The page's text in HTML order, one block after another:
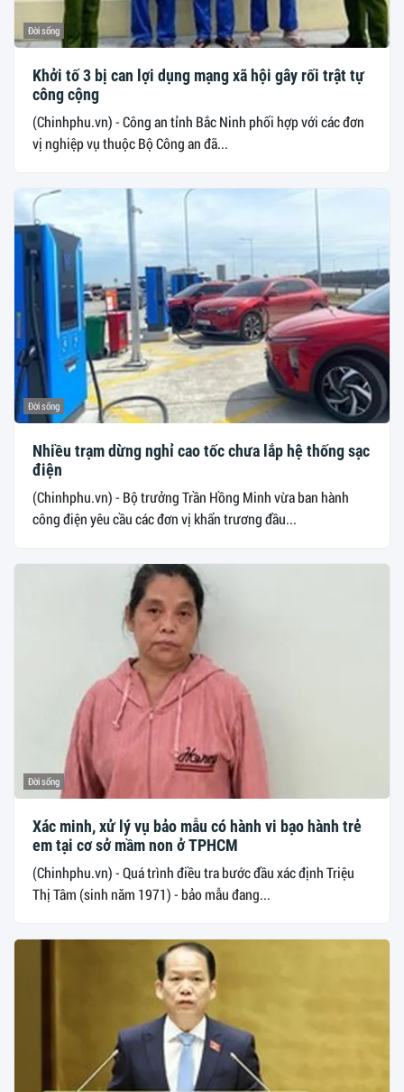
Đời sống
Khởi tố 3 bị can lợi dụng mạng xã hội gây rối trật tự
công cộng
(Chinhphu.vn) - Công an tỉnh Bắc Ninh phối hợp với các đơn
vị nghiệp vụ thuộc Bộ Công an đã...
Đời sống
Nhiều trạm dừng nghỉ cao tốc chưa lắp hệ thống sạc
điện
(Chinhphu.vn) - Bộ trưởng Trần Hồng Minh vừa ban hành
công điện yêu cầu các đơn vị khẩn trương đầu...
Đời sống
Xác minh, xử lý vụ bảo mẫu có hành vi bạo hành trẻ
em tại cơ sở mầm non ở TPHCM
(Chinhphu.vn) - Quá trình điều tra bước đầu xác định Triệu
Thị Tâm (sinh năm 1971) - bảo mẫu đang...